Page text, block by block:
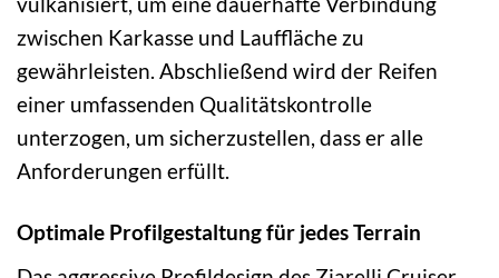
zwischen Karkasse und Lauffläche zu
gewährleisten. Abschließend wird der Reifen
einer umfassenden Qualitätskontrolle
unterzogen, um sicherzustellen, dass er alle
Anforderungen erfüllt.
Optimale Profilgestaltung für jedes Terrain